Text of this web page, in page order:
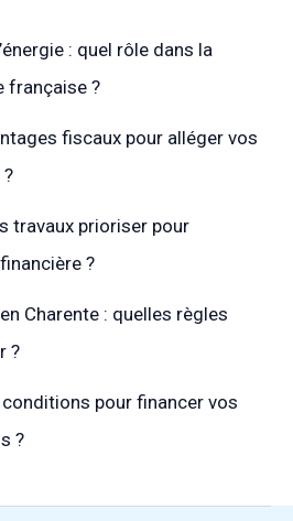
: quel rôle dans la
française ?
fiscaux pour alléger vos
travaux prioriser pour
?
Charente : quelles règles
?
pour financer vos
?